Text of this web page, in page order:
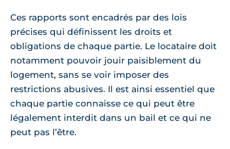
Ces rapports sont encadrés par des lois
précises qui définissent les droits et
obligations de chaque partie. Le locataire doit
notamment pouvoir jouir paisiblement du
logement, sans se voir imposer des
restrictions abusives. Il est ainsi essentiel que
chaque partie connaisse ce qui peut être
légalement interdit dans un bail et ce qui ne
peut pas l’être.